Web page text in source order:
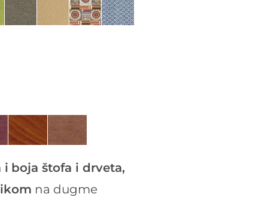
i boja štofa i drveta,
na dugme